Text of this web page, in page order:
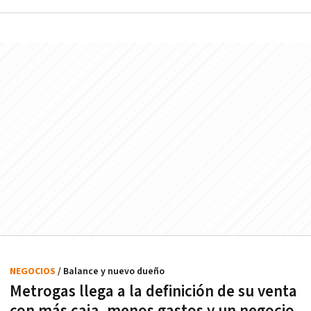
Metrogas llega a la definición de su venta
NEGOCIOS / Balance y nuevo dueño